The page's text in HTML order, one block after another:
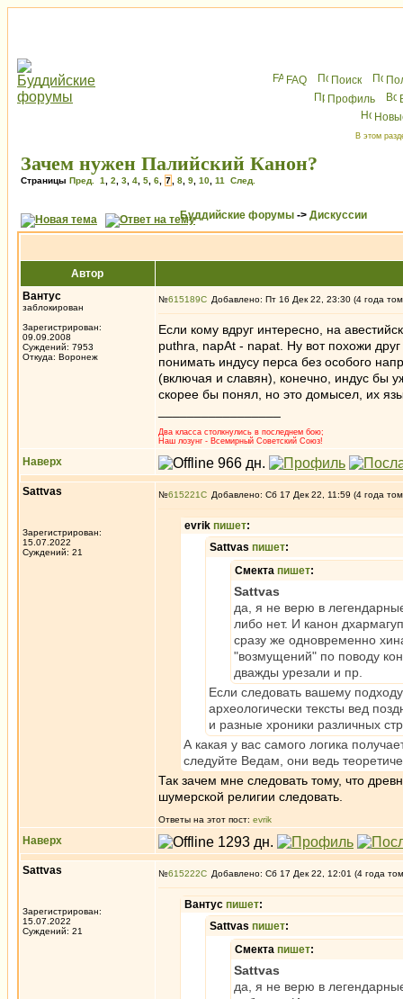
FAQ Поиск
Профиль
В этом
Зачем нужен Палийский Канон?
Страницы Пред. 1 2 3 4 5 6 7 8 9 10 11 След.
Буддийские форумы -> Дискуссии
Автор
Вантус
заблокирован
Зарегистрирован:
09.09.2008
Суждений: 7953
Откуда: Воронеж
№615189 Добавлено: Пт 16 Дек 22, 23:30 (4 года
Если кому вдруг интересно, на
puthra, napAt - napat. Ну вот похожи
понимать индусу перса без особого
(включая и славян), конечно, индус бы
скорее бы понял, но это домысел, их
Два класса столкнулись в последнем бою;
Наш лозунг - Всемирный Советский Союз!
Наверх
Sattvas
Зарегистрирован:
15.07.2022
Суждений: 21
№615221 Добавлено: Сб 17 Дек 22, 11:59 (4 года
evrik пишет:
Sattvas пишет:
Смекта пишет:
Sattvas
да, я не верю в
либо нет. И канон
сразу же одновременно
"возмущений" по поводу
дважды урезали и пр.
Если следовать вашему
археологически тексты вед
и разные хроники различных
А какая у вас самого логика
следуйте Ведам, они ведь
Так зачем мне следовать тому, что
шумерской религии следовать.
Ответы на этот пост: evrik
Наверх
Sattvas
Зарегистрирован:
15.07.2022
Суждений: 21
№615222 Добавлено: Сб 17 Дек 22, 12:01 (4 года
Вантус пишет:
Sattvas пишет:
Смекта пишет:
Sattvas
да, я не верю в